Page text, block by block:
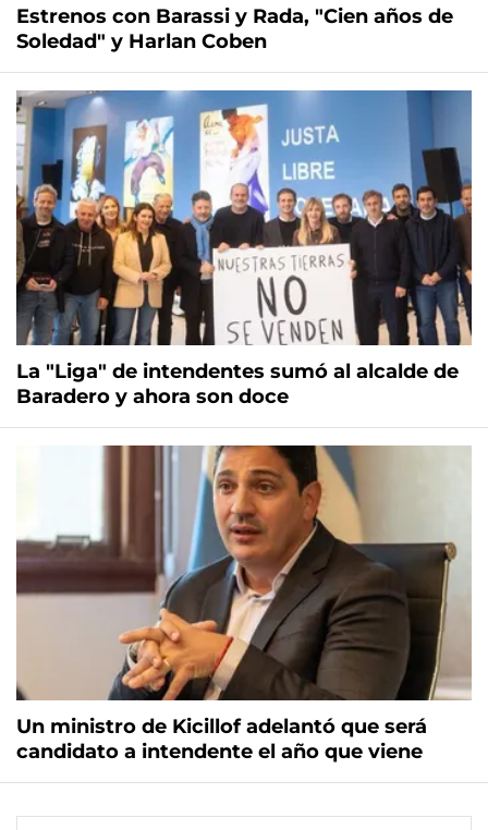
Estrenos con Barassi y Rada, "Cien años de
Soledad" y Harlan Coben
La "Liga" de intendentes sumó al alcalde de
Baradero y ahora son doce
Un ministro de Kicillof adelantó que será
candidato a intendente el año que viene